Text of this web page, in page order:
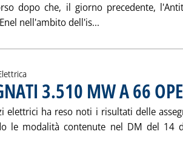
dopo che, il giorno precedente,
nell'ambito dell'is...
3.510 MW A 66
elettrici ha reso noti i risultati delle
le modalità contenute nel DM del 14